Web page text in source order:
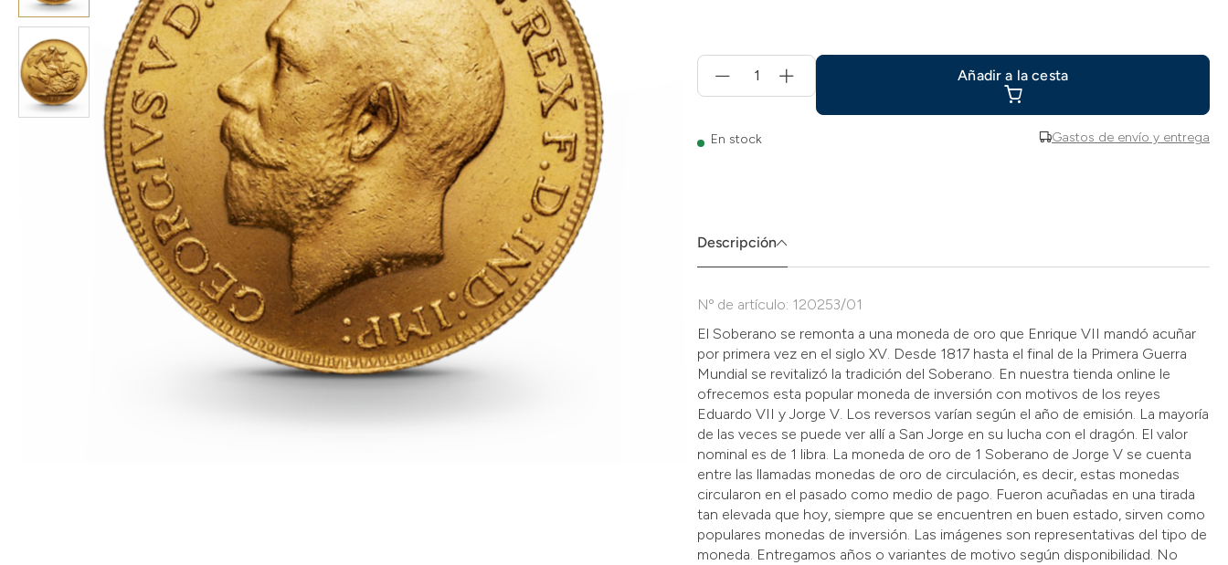
Gastos de envío y entrega
für
Añadir
Añadir a la cesta
En stock
Descripción
Nº de artículo: 120253/01
El Soberano se remonta a una moneda de oro que Enrique VII mandó acuñar
por primera vez en el siglo XV. Desde 1817 hasta el final de la Primera Guerra
Mundial se revitalizó la tradición del Soberano. En nuestra tienda online le
ofrecemos esta popular moneda de inversión con motivos de los reyes
Eduardo VII y Jorge V. Los reversos varían según el año de emisión. La mayoría
de las veces se puede ver allí a San Jorge en su lucha con el dragón. El valor
nominal es de 1 libra. La moneda de oro de 1 Soberano de Jorge V se cuenta
entre las llamadas monedas de oro de circulación, es decir, estas monedas
circularon en el pasado como medio de pago. Fueron acuñadas en una tirada
tan elevada que hoy, siempre que se encuentren en buen estado, sirven como
populares monedas de inversión. Las imágenes son representativas del tipo de
moneda. Entregamos años o variantes de motivo según disponibilidad. No